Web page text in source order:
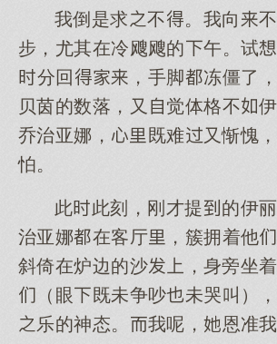
我倒是求不。我向不
步，尤其在冷飕飕的午。试
分回，手脚冻僵了
贝茵的数落，又觉体格不
乔治亚娜，既难又惭愧，
怕。
此此刻，刚才提的伊
治亚娜在客厅，簇拥着他
斜倚在炉边的沙，身旁坐
（眼既未争吵未哭叫）
乐的神态。我呢，恩准